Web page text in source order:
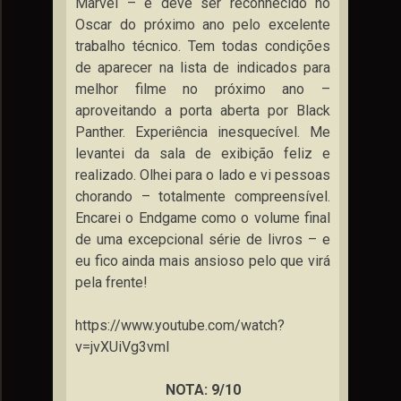
Marvel – e deve ser reconhecido no
Oscar do próximo ano pelo excelente
trabalho técnico. Tem todas condições
de aparecer na lista de indicados para
melhor filme no próximo ano –
aproveitando a porta aberta por Black
Panther. Experiência inesquecível. Me
levantei da sala de exibição feliz e
realizado. Olhei para o lado e vi pessoas
chorando – totalmente compreensível.
Encarei o Endgame como o volume final
de uma excepcional série de livros – e
eu fico ainda mais ansioso pelo que virá
pela frente!
https://www.youtube.com/watch?
v=jvXUiVg3vmI
NOTA: 9/10